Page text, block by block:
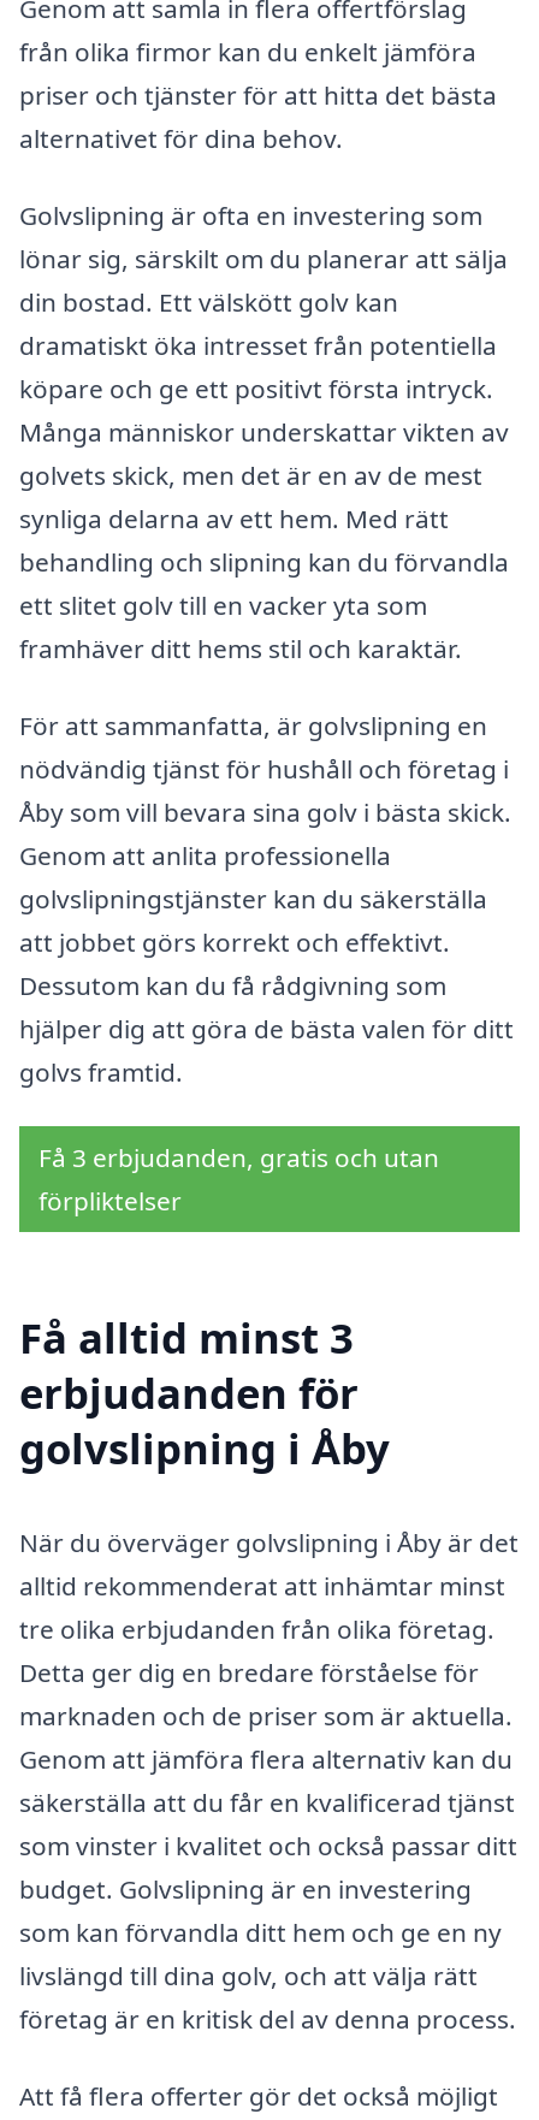
Genom att samla in flera offertförslag
från olika firmor kan du enkelt jämföra
priser och tjänster för att hitta det bästa
alternativet för dina behov.
Golvslipning är ofta en investering som
lönar sig, särskilt om du planerar att sälja
din bostad. Ett välskött golv kan
dramatiskt öka intresset från potentiella
köpare och ge ett positivt första intryck.
Många människor underskattar vikten av
golvets skick, men det är en av de mest
synliga delarna av ett hem. Med rätt
behandling och slipning kan du förvandla
ett slitet golv till en vacker yta som
framhäver ditt hems stil och karaktär.
För att sammanfatta, är golvslipning en
nödvändig tjänst för hushåll och företag i
Åby som vill bevara sina golv i bästa skick.
Genom att anlita professionella
golvslipningstjänster kan du säkerställa
att jobbet görs korrekt och effektivt.
Dessutom kan du få rådgivning som
hjälper dig att göra de bästa valen för ditt
golvs framtid.
Få 3 erbjudanden, gratis och utan
förpliktelser
Få alltid minst 3
erbjudanden för
golvslipning i Åby
När du överväger golvslipning i Åby är det
alltid rekommenderat att inhämtar minst
tre olika erbjudanden från olika företag.
Detta ger dig en bredare förståelse för
marknaden och de priser som är aktuella.
Genom att jämföra flera alternativ kan du
säkerställa att du får en kvalificerad tjänst
som vinster i kvalitet och också passar ditt
budget. Golvslipning är en investering
som kan förvandla ditt hem och ge en ny
livslängd till dina golv, och att välja rätt
företag är en kritisk del av denna process.
Att få flera offerter gör det också möjligt